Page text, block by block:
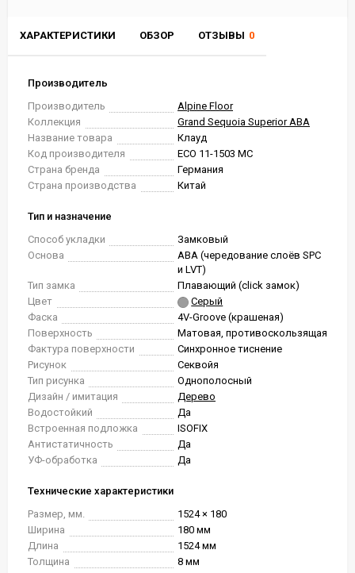
ХАРАКТЕРИСТИКИ ОБЗОР ОТЗЫВЫ 0
Производитель
Производитель
Alpine Floor
Коллекция
Grand Sequoia Superior ABA
Название товара
Клауд
Код производителя
ECO 11-1503 MC
Страна бренда
Германия
Страна производства
Китай
Тип и назначение
Способ укладки
Замковый
Основа
ABA (чередование слоёв SPC
и LVT)
Тип замка
Плавающий (click замок)
Цвет
Серый
Фаска
4V-Groove (крашеная)
Поверхность
Матовая, противоскользящая
Фактура поверхности
Синхронное тиснение
Рисунок
Секвойя
Тип рисунка
Однополосный
Дизайн / имитация
Дерево
Водостойкий
Да
Встроенная подложка
ISOFIX
Антистатичность
Да
УФ-обработка
Да
Технические характеристики
Размер, мм.
1524 × 180
Ширина
180 мм
Длина
1524 мм
Толщина
8 мм